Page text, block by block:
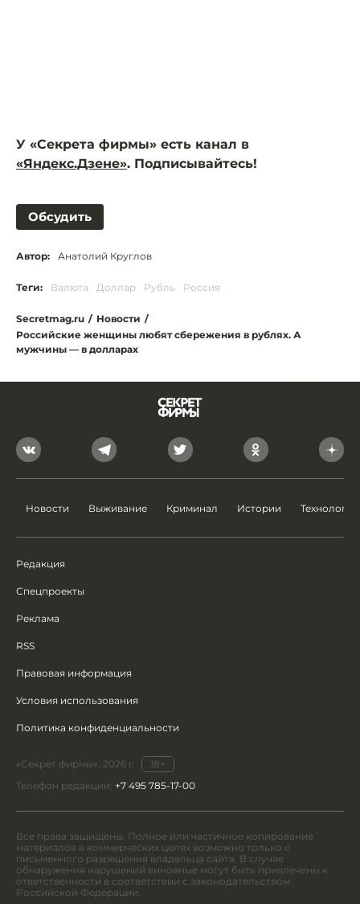
У «Секрета фирмы» есть канал в
«Яндекс.Дзене». Подписывайтесь!
Обсудить
Автор: Анатолий Круглов
Теги: Валюта Доллар Рубль Россия
Secretmag.ru / Новости /
Российские женщины любят сбережения в рублях. А
мужчины — в долларах
Новости Выживание Криминал Истории Технологии
Редакция
Спецпроекты
Реклама
RSS
Правовая информация
Условия использования
Политика конфиденциальности
«Секрет фирмы», 2026 г.
18+
Телефон редакции: +7 495 785-17-00
Все права защищены. Полное или частичное копирование
материалов в коммерческих целях возможно только с
письменного разрешения владельца сайта. В случае
обнаружения нарушений виновные могут быть привлечены к
ответственности в соответствии с законодательством
Российской Федерации.